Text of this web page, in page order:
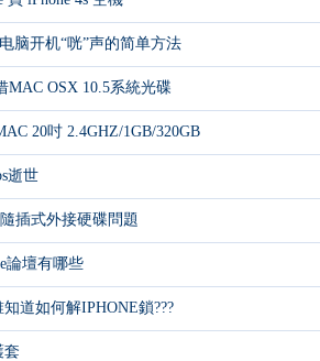
脑开机“咣”声的简单方法
MAC OSX 10.5系統光碟
20吋 2.4GHZ/1GB/320GB
逝世
插式外接硬碟問題
論壇有哪些
道如何解IPHONE鎖???
套